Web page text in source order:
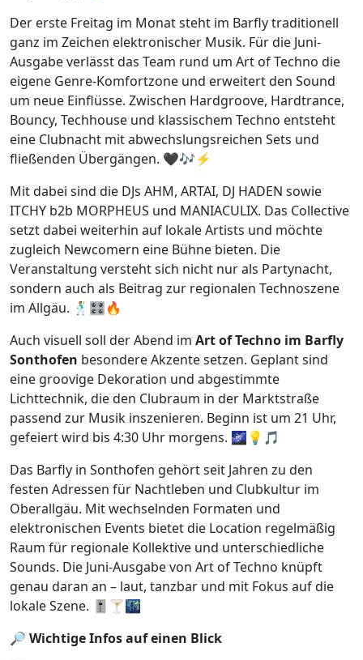
Der erste Freitag im Monat steht im Barfly traditionell
ganz im Zeichen elektronischer Musik. Für die Juni-
Ausgabe verlässt das Team rund um Art of Techno die
eigene Genre-Komfortzone und erweitert den Sound
um neue Einflüsse. Zwischen Hardgroove, Hardtrance,
Bouncy, Techhouse und klassischem Techno entsteht
eine Clubnacht mit abwechslungsreichen Sets und
fließenden Übergängen. 🖤🎶⚡
Mit dabei sind die DJs AHM, ARTAI, DJ HADEN sowie
ITCHY b2b MORPHEUS und MANIACULIX. Das Collective
setzt dabei weiterhin auf lokale Artists und möchte
zugleich Newcomern eine Bühne bieten. Die
Veranstaltung versteht sich nicht nur als Partynacht,
sondern auch als Beitrag zur regionalen Technoszene
im Allgäu. 🕺🎛️🔥
Auch visuell soll der Abend im Art of Techno im Barfly
Sonthofen besondere Akzente setzen. Geplant sind
eine groovige Dekoration und abgestimmte
Lichttechnik, die den Clubraum in der Marktstraße
passend zur Musik inszenieren. Beginn ist um 21 Uhr,
gefeiert wird bis 4:30 Uhr morgens. 🌌💡🎵
Das Barfly in Sonthofen gehört seit Jahren zu den
festen Adressen für Nachtleben und Clubkultur im
Oberallgäu. Mit wechselnden Formaten und
elektronischen Events bietet die Location regelmäßig
Raum für regionale Kollektive und unterschiedliche
Sounds. Die Juni-Ausgabe von Art of Techno knüpft
genau daran an – laut, tanzbar und mit Fokus auf die
lokale Szene. 🎚️🍸🌃
🔎 Wichtige Infos auf einen Blick